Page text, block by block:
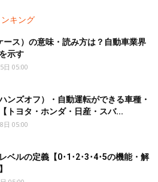
キング
ース）の意味・読み方は？自動車業界
示す
日 05:00
ンズオフ）・自動運転ができる車種・
トヨタ・ホンダ・日産・スバ...
日 05:00
ベルの定義【0･1･2･3･4･5の機能・解